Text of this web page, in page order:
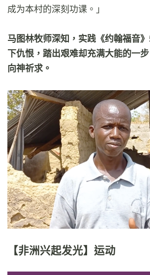
成为本村的深刻功课。」
马图林牧师深知，实践《约翰福音
下仇恨，踏出艰难却充满大能的一
向神祈求。
【非洲兴起发光】运动